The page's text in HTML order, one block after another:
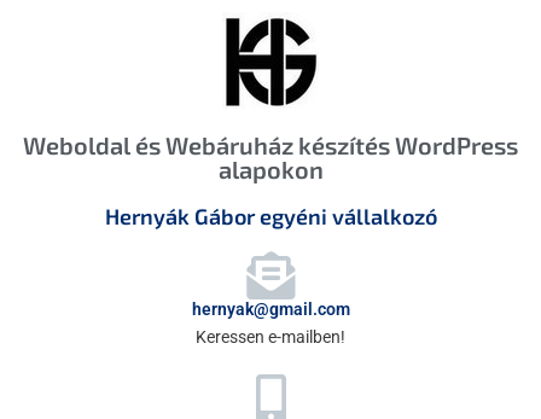
Weboldal és Webáruház készítés WordPress
alapokon
Hernyák Gábor egyéni vállalkozó
hernyak@gmail.com
Keressen e-mailben!